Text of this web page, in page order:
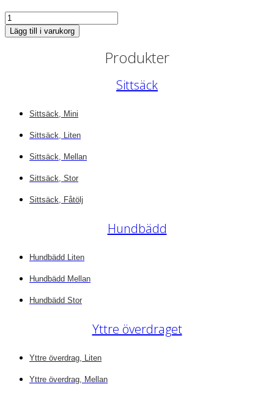
Yttre
överdrag
liten
Lägg till i varukorg
Produkter
Sittsäck
Sittsäck, Mini
Sittsäck, Liten
Sittsäck, Mellan
Sittsäck, Stor
Sittsäck, Fåtölj
Hundbädd
Hundbädd Liten
Hundbädd Mellan
Hundbädd Stor
Yttre överdraget
Yttre överdrag, Liten
Yttre överdrag, Mellan